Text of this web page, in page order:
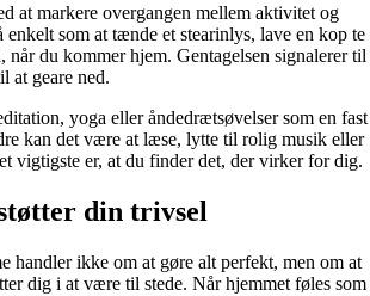
at markere overgangen mellem aktivitet og
som at tænde et stearinlys, lave en kop te
når du kommer hjem. Gentagelsen signalerer til
at geare ned.
yoga eller åndedrætsøvelser som en fast
kan det være at læse, lytte til rolig musik eller
vigtigste er, at du finder det, der virker for dig.
din trivsel
handler ikke om at gøre alt perfekt, men om at
dig i at være til stede. Når hjemmet føles som